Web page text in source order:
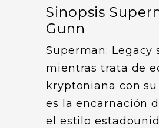
Sinopsis
Gunn
Superman: Legacy
mientras trata de
kryptoniana con
es la encarnación
el estilo